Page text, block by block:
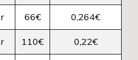
66€ 0,264€
110€ 0,22€